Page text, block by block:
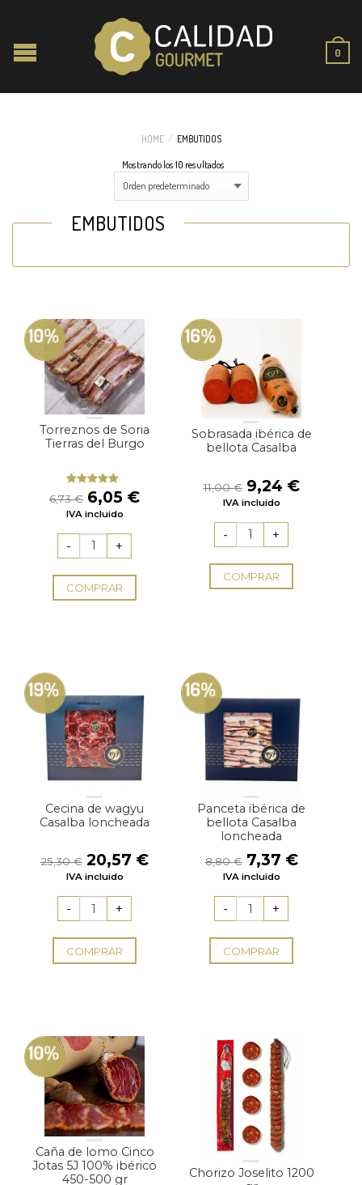
0
HOME / EMBUTIDOS
Mostrando los 10 resultados
EMBUTIDOS
10%
Torreznos de Soria
Tierras del Burgo
Valorado
con 5.00de
5
6,73€ El
precio
era:
6,73 €.
6,05 €El
IVA incluido
COMPRAR
16%
Sobrasada ibérica de
bellota Casalba
11,00€ El
precio
era:
11,00 €.
9,24 €El
IVA incluido
COMPRAR
19%
Cecina de wagyu
Casalba loncheada
25,30€ El
precio
era:
25,30 €.
20,57 €El
20,57 €.
IVA incluido
COMPRAR
16%
Panceta ibérica de
bellota Casalba
loncheada
8,80€ El
precio
era:
8,80 €.
7,37 €El
IVA incluido
COMPRAR
10%
Caña de lomo Cinco
Jotas 5J 100% ibérico
450-500 gr
Chorizo Joselito 1200